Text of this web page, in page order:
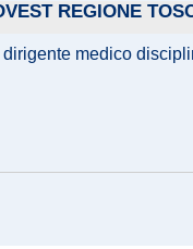
REGIONE
medico